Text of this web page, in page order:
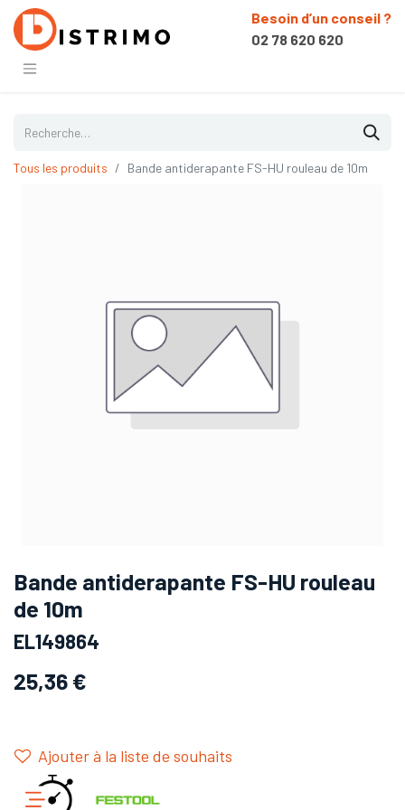
Besoin d’un conseil ?
02 78 620 620
Tous les produits Bande antiderapante FS-HU rouleau de 10m
Bande antiderapante FS-HU rouleau
de 10m
EL149864
25,36 €
Ajouter à la liste de souhaits